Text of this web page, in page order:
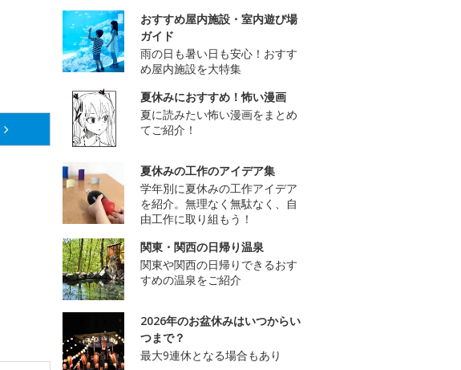
おすすめ屋内施設・室内遊び場
ガイド
雨の日も暑い日も安心！おすす
め屋内施設を大特集
夏休みにおすすめ！怖い漫画
夏に読みたい怖い漫画をまとめ
てご紹介！
夏休みの工作のアイデア集
学年別に夏休みの工作アイデア
を紹介。無理なく無駄なく、自
由工作に取り組もう！
関東・関西の日帰り温泉
関東や関西の日帰りできるおす
すめの温泉をご紹介
2026年のお盆休みはいつからい
つまで？
最大9連休となる場合もあり